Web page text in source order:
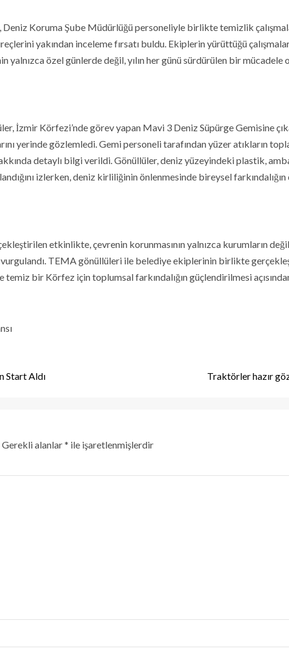
Deniz Koruma Şube Müdürlüğü personeliyle birlikte temizlik
yakından inceleme fırsatı buldu. Ekiplerin yürüttüğü
yalnızca özel günlerde değil, yılın her günü sürdürülen bir mücadele
İzmir Körfezi’nde görev yapan Mavi 3 Deniz Süpürge Gemisine
yerinde gözlemledi. Gemi personeli tarafından yüzer atıkların
detaylı bilgi verildi. Gönüllüler, deniz yüzeyindeki plastik,
izlerken, deniz kirliliğinin önlenmesinde bireysel
etkinlikte, çevrenin korunmasının yalnızca kurumların
TEMA gönüllüleri ile belediye ekiplerinin birlikte
temiz bir Körfez için toplumsal farkındalığın güçlendirilmesi
Start Aldı
Traktörler hazır
Gerekli alanlar* ile işaretlenmişlerdir